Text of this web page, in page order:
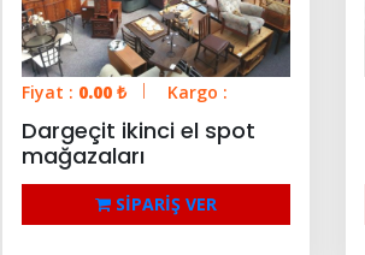
Fiyat : 0.00 ₺ Kargo :
Dargeçit ikinci el spot
mağazaları
SİPARİŞ VER